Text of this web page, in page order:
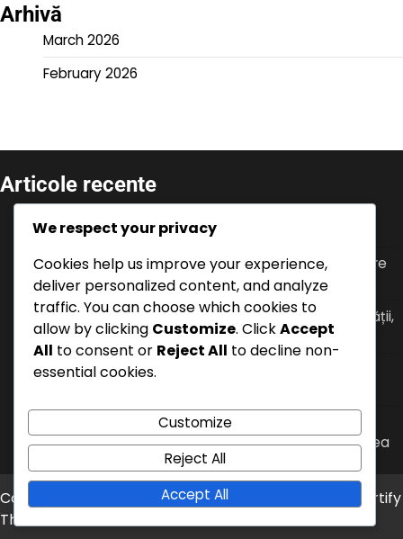
Arhivă
March 2026
February 2026
Articole recente
Provocări de eveniment: Finalizarea sarcinilor,
Obținerea bonusurilor, Oferte limitate în timp
Istoricul V-Bucks: Înțelegerea promoțiilor anterioare
pentru consolă, Tendințe, Schimbări pe piață
Feedback despre eveniment: Reacții ale comunității,
Sugestii, Răspunsuri ale dezvoltatorilor
Sold V-Bucks: Metode de verificare pe consolă,
Battle Pass Colecționabile: Urmărirea obiectelor,
Completarea seturilor, Considerații privind raritatea
Copyright © 2026 foodblog.ro Theme: News Bite By
Artify
Themes
We respect your privacy
Cookies help us improve your experience,
deliver personalized content, and analyze
traffic. You can choose which cookies to
allow by clicking Customize. ClickAccept
All to consent or Reject All to decline non-
essential cookies.
Customize
Reject All
Accept All